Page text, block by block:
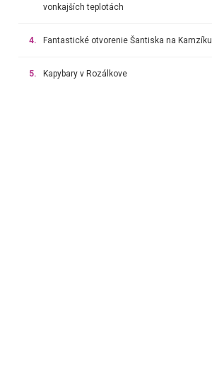
vonkajších teplotách
4. Fantastické otvorenie Šantiska na Kamzíku
5. Kapybary v Rozálkove